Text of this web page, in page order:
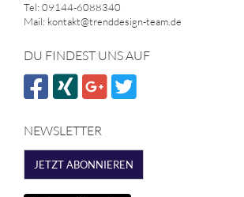
Tel: 09144-6088340
Mail: kontakt@trenddesign-team.de
DU FINDEST UNS AUF
NEWSLETTER
JETZT ABONNIEREN